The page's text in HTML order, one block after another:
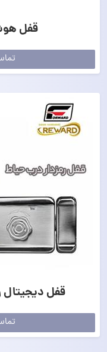
قفل
قفل دیجیتال